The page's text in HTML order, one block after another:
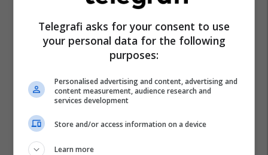
Telegrafi asks for your consent to use
your personal data for the following
purposes:
Personalised advertising and content, advertising and
content measurement, audience research and
services development
Store and/or access information on a device
Learn more